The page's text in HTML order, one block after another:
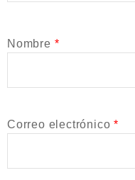
Nombre *
Correo electrónico*